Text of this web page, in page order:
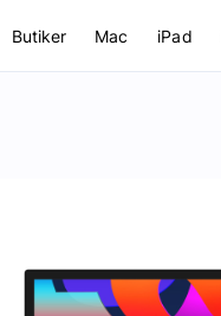
Butiker Mac iPad